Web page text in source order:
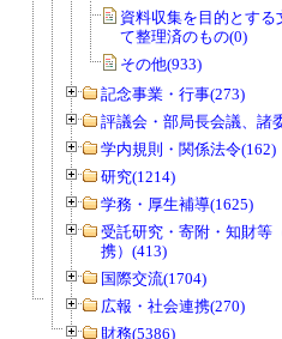
資料収集を目的とする
て整理済のもの(0)
その他(933)
記念事業・行事(273)
評議会・部局長会議、諸
学内規則・関係法令(162)
研究(1214)
学務・厚生補導(1625)
受託研究・寄附・知財等
携）(413)
国際交流(1704)
広報・社会連携(270)
財務(5386)